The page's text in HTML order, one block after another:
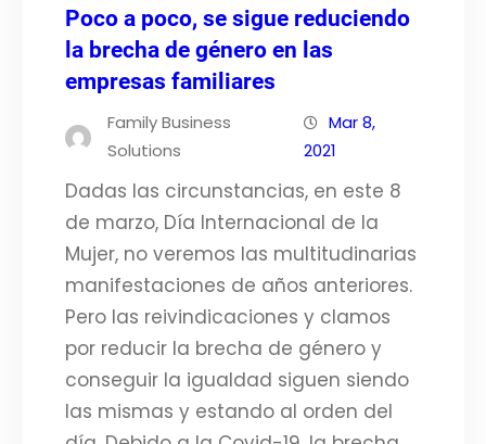
Poco a poco, se sigue reduciendo
la brecha de género en las
empresas familiares
Family Business
Solutions
Mar 8,
2021
Dadas las circunstancias, en este 8
de marzo, Día Internacional de la
Mujer, no veremos las multitudinarias
manifestaciones de años anteriores.
Pero las reivindicaciones y clamos
por reducir la brecha de género y
conseguir la igualdad siguen siendo
las mismas y estando al orden del